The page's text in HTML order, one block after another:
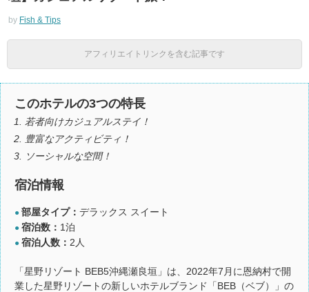
by Fish & Tips
アフィリエイトリンクを含む記事です
このホテルの3つの特長
若者向けカジュアルステイ！
豊富なアクティビティ！
ソーシャルな空間！
宿泊情報
● 部屋タイプ： デラックス スイート
● 宿泊数： 1泊
● 宿泊人数： 2人
「星野リゾート BEB5沖縄瀬良垣」は、2022年7月に恩納村で開
業した星野リゾートの新しいホテルブランド「BEB（ベブ）」の